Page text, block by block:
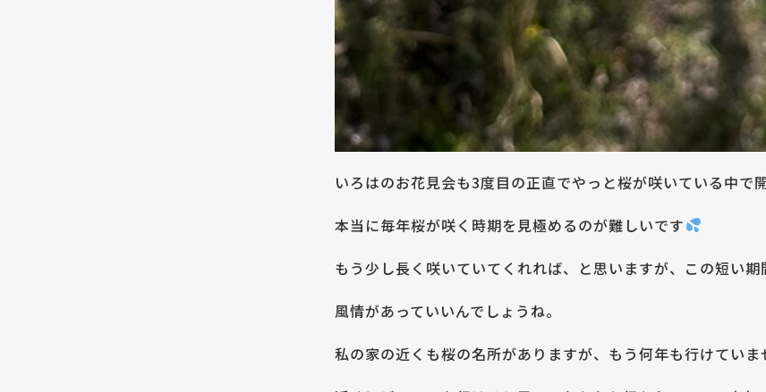
いろはのお花見会も3度目の正直でやっと桜が咲いている中で
本当に毎年桜が咲く時期を見極めるのが難しいです
もう少し長く咲いていてくれれば、と思いますが、この短い期
風情があっていいんでしょうね。
私の家の近くも桜の名所がありますが、もう何年も行けていま